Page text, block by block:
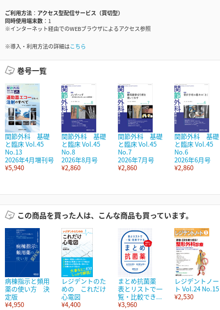
ご利用方法
アクセス型配信サービス（買切型）
同時使用端末数
1
※インターネット経由でのWEBブラウザによるアクセス参照
※導入・利用方法の詳細はこちら
巻号一覧
関節外科 基礎
と臨床 Vol.45
No.13
2026年4月増刊号
¥5,940
関節外科 基礎
と臨床 Vol.45
No.8
2026年8月号
¥2,860
関節外科 基礎
と臨床 Vol.45
No.7
2026年7月号
¥2,860
関節外科 基礎
と臨床 Vol.45
No.6
2026年6月号
¥2,860
この商品を買った人は、こんな商品も買っています。
病棟指示と頻用
薬の使い方 決
定版
¥4,950
レジデントのた
めの これだけ
心電図
¥4,400
まとめ抗菌薬
表とリストで一
覧・比較でき...
¥3,960
レジデントノー
ト Vol.24 No.15
¥2,530